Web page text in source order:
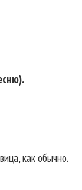
как обычно.